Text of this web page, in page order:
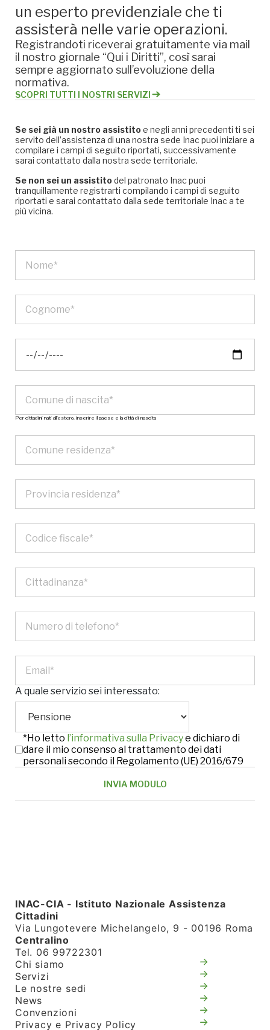
un esperto previdenziale che ti
assisterà nelle varie operazioni.
Registrandoti riceverai gratuitamente via mail
il nostro giornale “Qui i Diritti”, così sarai
sempre aggiornato sull’evoluzione della
normativa.
SCOPRI TUTTI I NOSTRI SERVIZI
Se sei già un nostro assistitoe negli anni precedenti ti sei
servito dell’assistenza di una nostra sede Inac puoi iniziare a
compilare i campi di seguito riportati, successivamente
sarai contattato dalla nostra sede territoriale.
Se non sei un assistitodel patronato Inac puoi
tranquillamente registrarti compilando i campi di seguito
riportati e sarai contattato dalla sede territoriale Inac a te
più vicina.
Per cittadini nati all’estero, inserire il paese e la città di nascita
A quale servizio sei interessato:
*Ho letto l’informativa sulla Privacye dichiaro di
dare il mio consenso al trattamento dei dati
personali secondo il Regolamento (UE) 2016/679
INAC-CIA - Istituto Nazionale Assistenza
Cittadini
Via Lungotevere Michelangelo, 9 - 00196 Roma
Centralino
Tel. 06 99722301
Chi siamo
Servizi
Le nostre sedi
News
Convenzioni
Privacy e Privacy Policy